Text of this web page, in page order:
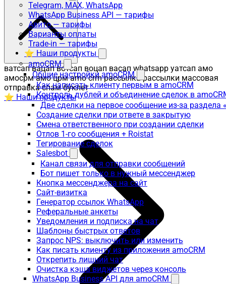
Telegram, MAX, WhatsApp
WhatsApp Business API — тарифы
Авито — тарифы
Варианты оплаты
Trade-in — тарифы
⭐ Наши продукты
amoCRM
Общие настройки amoCRM
Как написать клиенту первым в amoCRM
Контроль дублей и объединение сделок в
Две сделки на первое сообщение из-за раздела
Создание сделки при ответе в закрытую
Смена ответственного при создании сделки
Отлов 1-го сообщения + Roistat
Тегирование сделок
Salesbot
Канал связи для отправки сообщений
Бот пишет только в нужный мессенджер
Кнопка мессенджера на сайт
Сайт-визитка
Генератор ссылок WhatsApp
Реферальные анкеты
Уведомления и подписка на чат
Шаблоны быстрых ответов
Запрос NPS: выключить или изменить
Как писать клиенту из приложения amoCRM
Открепить лишний чат
Очистка кэша виджетов через консоль
WhatsApp Business API для amoCRM
ватсап вацап вотсап воцап васап whatsapp уатсап амо
амосрм амо црм amo crm рассылка рассылки массовая
отправка спам буклет
⭐ Наши продукты